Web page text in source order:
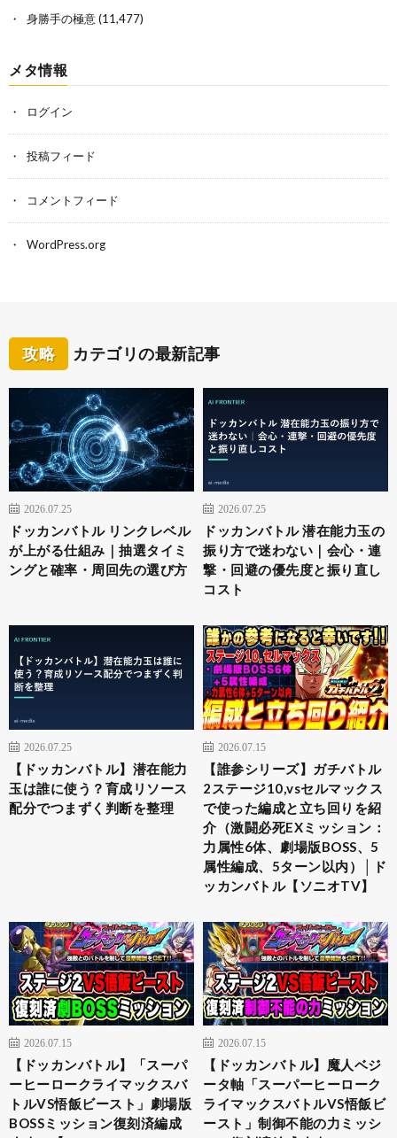
身勝手の極意(11,477)
メタ情報
ログイン
投稿フィード
コメントフィード
WordPress.org
攻略 カテゴリの最新記事
2026.07.25
ドッカンバトル リンクレベル
が上がる仕組み｜抽選タイミ
ングと確率・周回先の選び方
2026.07.25
ドッカンバトル 潜在能力玉の
振り方で迷わない｜会心・連
撃・回避の優先度と振り直し
コスト
2026.07.25
【ドッカンバトル】潜在能力
玉は誰に使う？育成リソース
配分でつまずく判断を整理
2026.07.15
【誰参シリーズ】ガチバトル
2ステージ10,vsセルマックス
で使った編成と立ち回りを紹
介（激闘必死EXミッション：
力属性6体、劇場版BOSS、5
属性編成、5ターン以内）│ド
ッカンバトル【ソニオTV】
2026.07.15
【ドッカンバトル】「スーパ
ーヒーロークライマックスバ
トルVS悟飯ビースト」劇場版
BOSSミッション復刻済編成
2026.07.15
【ドッカンバトル】魔人ベジ
ータ軸「スーパーヒーローク
ライマックスバトルVS悟飯ビ
ースト」制御不能の力ミッシ